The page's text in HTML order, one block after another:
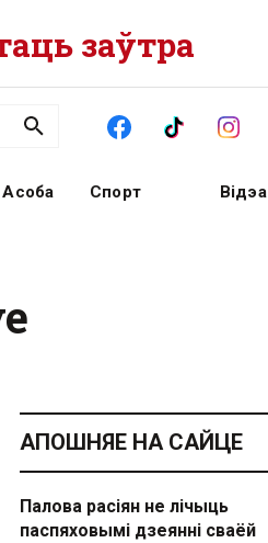
заўтра
Асоба Спорт Відэа
АПОШНЯЕ НА САЙЦЕ
Палова расіян не лічыць
паспяховымі дзеянні сваёй